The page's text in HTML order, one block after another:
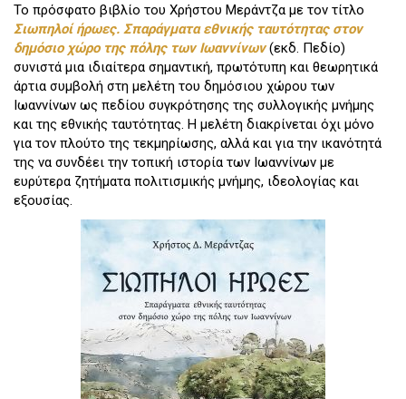
Το πρόσφατο βιβλίο του Χρήστου Μεράντζα με τον τίτλο
Σιωπηλοί ήρωες. Σπαράγματα εθνικής ταυτότητας στον
δημόσιο χώρο της πόλης των Ιωαννίνων(εκδ. Πεδίο)
συνιστά μια ιδιαίτερα σημαντική, πρωτότυπη και θεωρητικά
άρτια συμβολή στη μελέτη του δημόσιου χώρου των
Ιωαννίνων ως πεδίου συγκρότησης της συλλογικής μνήμης
και της εθνικής ταυτότητας. Η μελέτη διακρίνεται όχι μόνο
για τον πλούτο της τεκμηρίωσης, αλλά και για την ικανότητά
της να συνδέει την τοπική ιστορία των Ιωαννίνων με
ευρύτερα ζητήματα πολιτισμικής μνήμης, ιδεολογίας και
εξουσίας.